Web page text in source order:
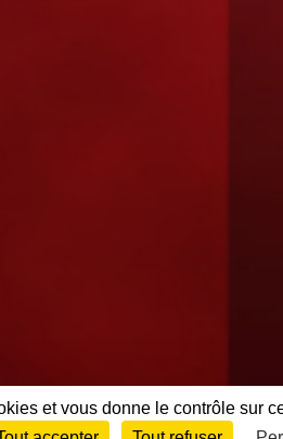
et vous donne le contrôle sur